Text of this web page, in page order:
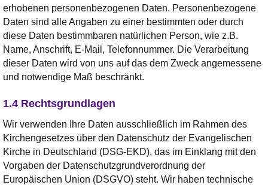
erhobenen personenbezogenen Daten. Personenbezogene
Daten sind alle Angaben zu einer bestimmten oder durch
diese Daten bestimmbaren natürlichen Person, wie z.B.
Name, Anschrift, E-Mail, Telefonnummer. Die Verarbeitung
dieser Daten wird von uns auf das dem Zweck angemessene
und notwendige Maß beschränkt.
1.4 Rechtsgrundlagen
Wir verwenden Ihre Daten ausschließlich im Rahmen des
Kirchengesetzes über den Datenschutz der Evangelischen
Kirche in Deutschland (DSG-EKD), das im Einklang mit den
Vorgaben der Datenschutzgrundverordnung der
Europäischen Union (DSGVO) steht. Wir haben technische